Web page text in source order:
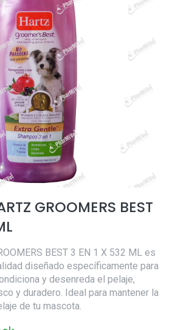
GROOMERS BEST
BEST 3 EN 1 X 532 ML es
diseñado específicamente para
y desenreda el pelaje,
y duradero. Ideal para mantener la
de tu mascota.